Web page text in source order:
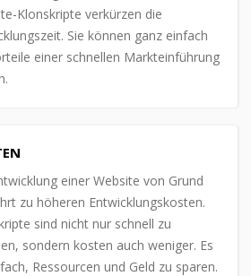
Klonskripte verkürzen die
Sie können ganz einfach
einer schnellen Markteinführung
einer Website von Grund
zu höheren Entwicklungskosten.
sind nicht nur schnell zu
sondern kosten auch weniger. Es
Ressourcen und Geld zu sparen.